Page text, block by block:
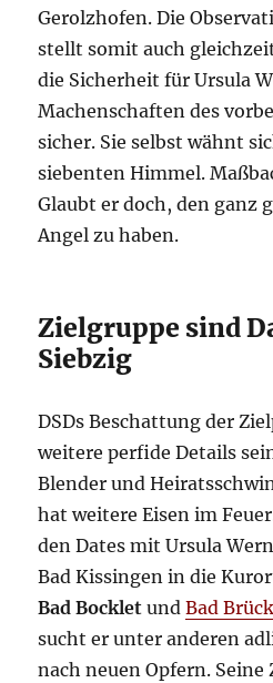
Gerolzhofen. Die
stellt somit auch
die Sicherheit für Ursula
Machenschaften des
sicher. Sie selbst wähnt
siebenten Himmel.
Glaubt er doch, den ganz
Angel zu haben.
Zielgruppe sind
Siebzig
DSDs Beschattung der
weitere perfide Details
Blender und
hat weitere Eisen im
den Dates mit Ursula
Bad Kissingen in die
Bad Bocklet undBad
sucht er unter anderen
nach neuen Opfern. Seine